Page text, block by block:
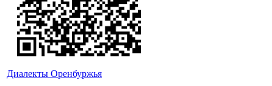
Диалекты Оренбуржья